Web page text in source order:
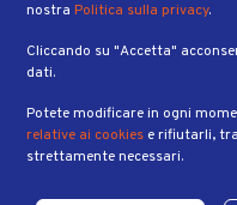
6900, Lugano
ORARI
dalle 7:00 alle 19:00
nostra Politica sulla privacy.
Cliccando su "Accetta"
dati.
Potete modificare in ogni
relative ai cookies e rifiutarli,
strettamente necessari.